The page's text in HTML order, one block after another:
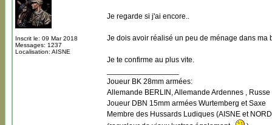
Inscrit le: 09 Mar 2018
Messages: 1237
Localisation: AISNE
Je regarde si j'ai encore..
Je dois avoir réalisé un peu de ménage dans ma
Je te confirme au plus vite.
Joueur BK 28mm armées:
Allemande BERLIN, Allemande Ardennes ,
Joueur DBN 15mm armées Wurtemberg et Saxe
Membre des Hussards Ludiques (AISNE et